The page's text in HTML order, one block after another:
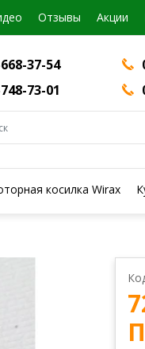
Отзывы Акции
37-54
73-01
косилка Wirax